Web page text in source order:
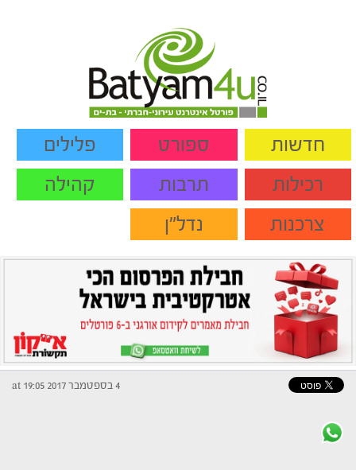
חדשות ספורט
פלילים
רכילות
תרבות
קהילה
צרכנות
נדל"ן
4 בספטמבר 2017 at 19:05